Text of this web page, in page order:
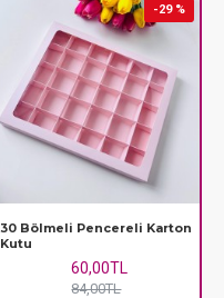
-29 %
30 Bölmeli Pencereli Karton
Kutu
60,00TL
84,00TL